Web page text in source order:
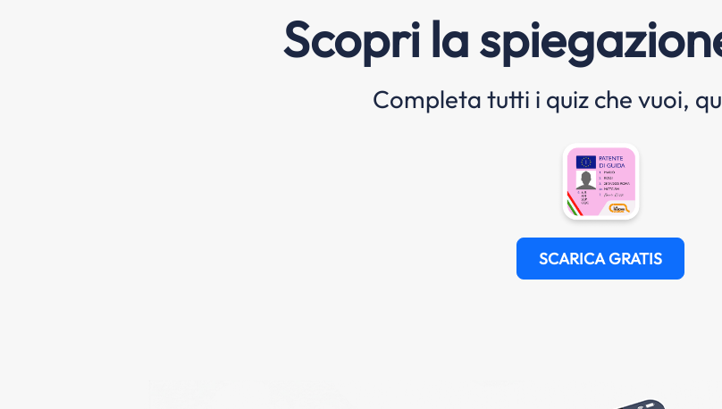
Scopri la
Completa tutti i quiz che vuoi,
SCARICA GRATIS